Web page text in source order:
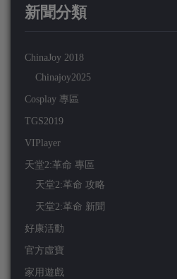
新聞分類
ChinaJoy 2018
Chinajoy2025
Cosplay 專區
TGS2019
VIPlayer
天堂2:革命 專區
天堂2:革命 攻略
天堂2:革命 新聞
好康活動
官方虛寶
家用遊戲